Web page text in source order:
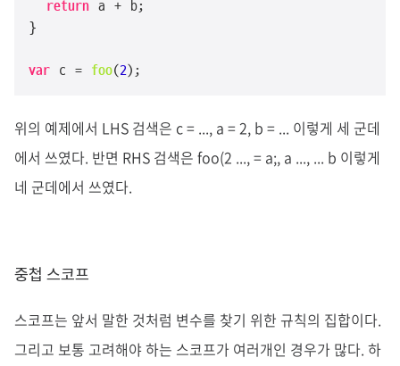
return a + b;
}
var c = foo(2);
위의 예제에서 LHS 검색은 c = ..., a = 2, b = ... 이렇게 세 군데
에서 쓰였다. 반면 RHS 검색은 foo(2 ..., = a;, a ..., ... b 이렇게
네 군데에서 쓰였다.
중첩 스코프
스코프는 앞서 말한 것처럼 변수를 찾기 위한 규칙의 집합이다.
그리고 보통 고려해야 하는 스코프가 여러개인 경우가 많다. 하